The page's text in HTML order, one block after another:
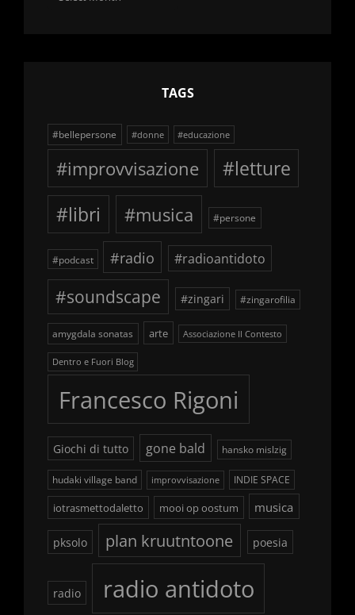
TAGS
#bellepersone #donne #educazione
#improvvisazione
#letture
#libri
#musica #persone
#podcast #radio #radioantidoto
#soundscape #zingari #zingarofilia
amygdala sonatas arte Associazione Il Contesto
Dentro e Fuori Blog
Francesco Rigoni
Giochi di tutto gone bald hansko mislzig
hudaki village band improvvisazione INDIE SPACE
iotrasmettodaletto mooi op oostum musica
pksolo plan kruutntoone poesia
radio radio antidoto